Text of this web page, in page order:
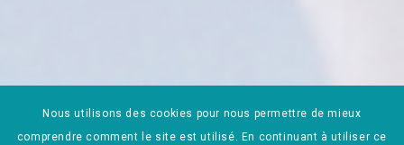
Nous utilisons des cookies pour nous permettre de mieux
comprendre comment le site est utilisé. En continuant à utiliser ce